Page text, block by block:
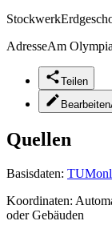
Stockwerk
AdresseAm
Teilen
Bearbeiten
Quellen
Basisdaten:
Koordinaten:
oder Gebäuden